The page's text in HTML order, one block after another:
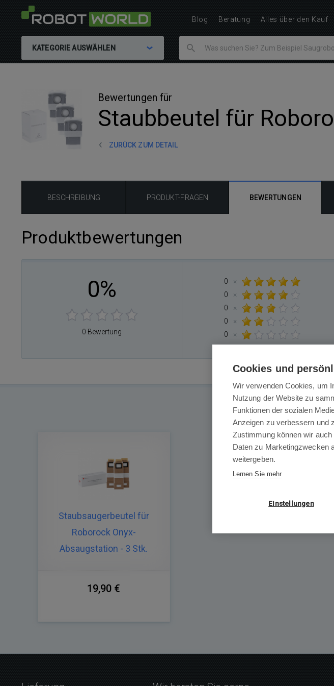
KATEGORIE AUSWÄHLEN
Bewertungen für
Staubbeutel für
ZURÜCK ZUM DETAIL
BESCHREIBUNG PRODUKT-FRAGEN BEWERTUNGEN
Produktbewertungen
0%
0 Bewertung
0
×
0
×
0
×
0
×
0
×
Das könnte
Staubsaugerbeutel für
Roborock Onyx-
Absaugstation - 3 Stk.
19,90 €
Blog Beratung Alles über den Kauf
Cookies und
Wir verwenden Cookies, um
Nutzung der Website zu
Funktionen der sozialen
Anzeigen zu verbessern und
Zustimmung können wir
Daten zu Marketingzwecken
weitergeben.
Lernen Sie mehr
Einstellungen